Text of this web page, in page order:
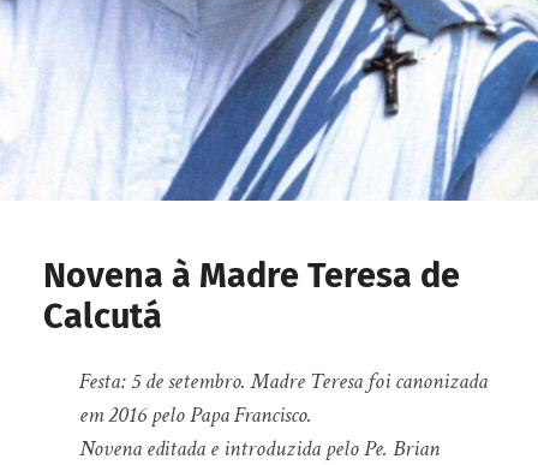
Novena à Madre Teresa de
Calcutá
Festa: 5 de setembro. Madre Teresa foi canonizada
em 2016 pelo Papa Francisco.
Novena editada e introduzida pelo Pe. Brian